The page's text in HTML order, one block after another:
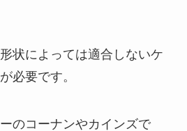
状によっては適合しないケ
必要です。
のコーナンやカインズで